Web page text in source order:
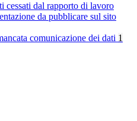
cessati dal rapporto di lavoro
da pubblicare sul sito
comunicazione dei dati 1